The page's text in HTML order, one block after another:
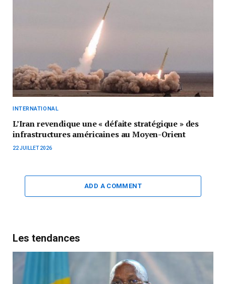
INTERNATIONAL
L’Iran revendique une « défaite stratégique » des
infrastructures américaines au Moyen-Orient
22 JUILLET 2026
ADD A COMMENT
Les tendances